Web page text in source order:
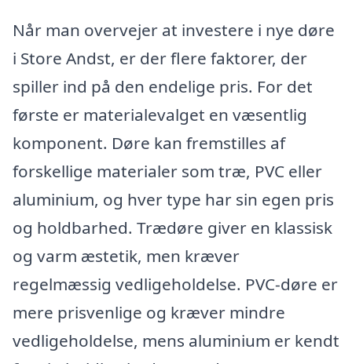
Når man overvejer at investere i nye døre
i Store Andst, er der flere faktorer, der
spiller ind på den endelige pris. For det
første er materialevalget en væsentlig
komponent. Døre kan fremstilles af
forskellige materialer som træ, PVC eller
aluminium, og hver type har sin egen pris
og holdbarhed. Trædøre giver en klassisk
og varm æstetik, men kræver
regelmæssig vedligeholdelse. PVC-døre er
mere prisvenlige og kræver mindre
vedligeholdelse, mens aluminium er kendt